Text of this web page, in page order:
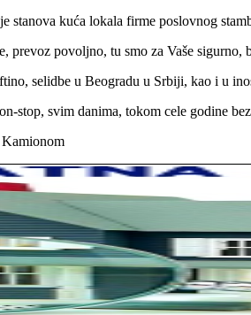
kuća lokala firme poslovnog
povoljno, tu smo za Vaše sigurno,
selidbe u Beogradu u Srbiji, kao i u
stop, svim danima, tokom cele godine